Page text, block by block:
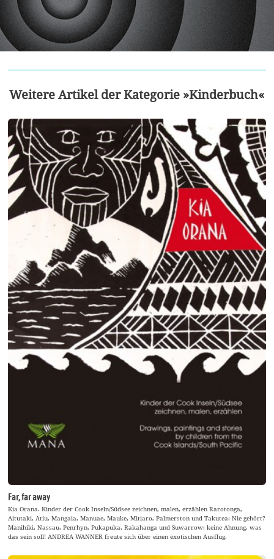
Weitere Artikel der Kategorie »Kinderbuch«
Far, far away
Kia Orana. Kinder der Cook Inseln/Südsee zeichnen, malen, erzählen Rarotonga,
Aitutaki, Atiu, Mangaia, Manuae, Mauke, Mitiaro, Palmerston und Takutea: Nie gehört?
Manihiki, Nassau, Penrhyn, Pukapuka, Rakahanga und Suwarrow: keine Ahnung, was
das sein soll! ANDREA WANNER freute sich über einen exotischen Ausflug.